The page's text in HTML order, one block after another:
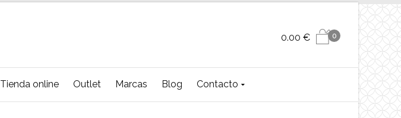
0
0.00 €
Tienda online Outlet Marcas Blog Contacto